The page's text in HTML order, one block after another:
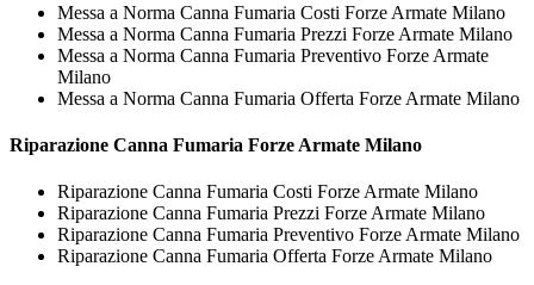
Messa a Norma Canna Fumaria Costi Forze Armate Milano
Messa a Norma Canna Fumaria Prezzi Forze Armate Milano
Messa a Norma Canna Fumaria Preventivo Forze Armate
Milano
Messa a Norma Canna Fumaria Offerta Forze Armate Milano
Riparazione Canna Fumaria Forze Armate Milano
Riparazione Canna Fumaria Costi Forze Armate Milano
Riparazione Canna Fumaria Prezzi Forze Armate Milano
Riparazione Canna Fumaria Preventivo Forze Armate Milano
Riparazione Canna Fumaria Offerta Forze Armate Milano